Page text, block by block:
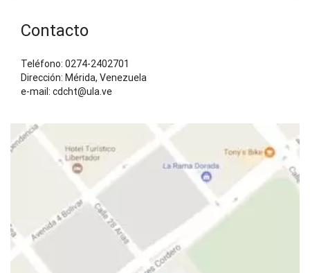
Contacto
Teléfono: 0274-2402701
Dirección: Mérida, Venezuela
e-mail: cdcht@ula.ve